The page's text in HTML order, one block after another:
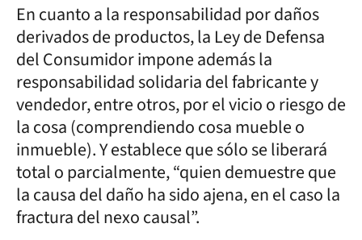
En cuanto a la responsabilidad por daños
derivados de productos, la Ley de Defensa
del Consumidor impone además la
responsabilidad solidaria del fabricante y
vendedor, entre otros, por el vicio o riesgo de
la cosa (comprendiendo cosa mueble o
inmueble). Y establece que sólo se liberará
total o parcialmente, “quien demuestre que
la causa del daño ha sido ajena, en el caso la
fractura del nexo causal”.